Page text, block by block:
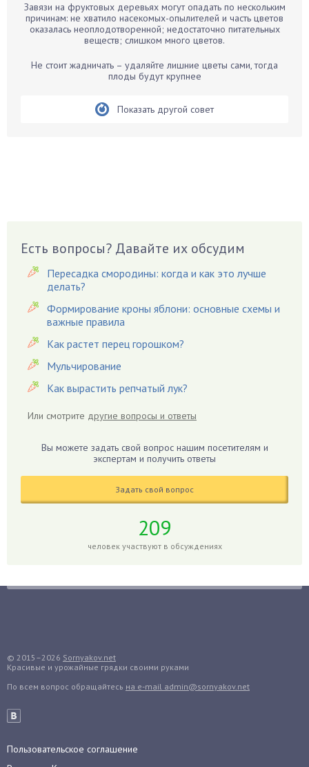
Бархатцы
Бегония
Бирючина
Вишня
Вредители
Гардения
Гацания
Гвоздики
Георгины
Герань
Гиацинт
Гиппеаструм
Годжи
Голубика
Гуава
Гузмания
Дайкон
Дендробиум
Завязи на фруктовых деревьях могут опадать по нескольким
причинам: не хватило насекомых-опылителей и часть цветов
оказалась неоплодотворенной; недостаточно питательных
веществ; слишком много цветов.
Не стоит жадничать – удаляйте лишние цветы сами, тогда
плоды будут крупнее
Показать другой совет
Есть вопросы? Давайте их обсудим
Пересадка смородины: когда и как это лучше
делать?
Формирование кроны яблони: основные схемы и
важные правила
Как растет перец горошком?
Мульчирование
Как вырастить репчатый лук?
Или смотрите другие вопросы и ответы
Вы можете задать свой вопрос нашим посетителям и
экспертам и получить ответы
Задать свой вопрос
209
человек участвуют в обсуждениях
© 2015–2026 Sornyakov.net
Красивые и урожайные грядки своими руками
По всем вопрос обращайтесь на e-mail admin@sornyakov.net
Пользовательское соглашение